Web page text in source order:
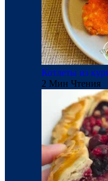
Котлеты из
2 Мин Чтения